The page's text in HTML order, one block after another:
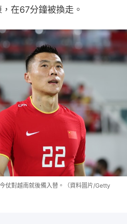
在67分鐘被換走。
仗對越南就後備入替。（資料圖片/Getty